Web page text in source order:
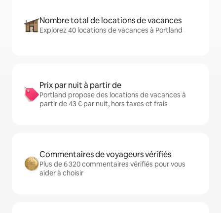
Nombre total de locations de vacances
Explorez 40 locations de vacances à Portland
Prix par nuit à partir de
Portland propose des locations de vacances à
partir de 43 € par nuit, hors taxes et frais
Commentaires de voyageurs vérifiés
Plus de 6 320 commentaires vérifiés pour vous
aider à choisir